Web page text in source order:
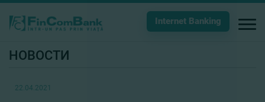
Internet Banking
НОВОСТИ
22.04.2021